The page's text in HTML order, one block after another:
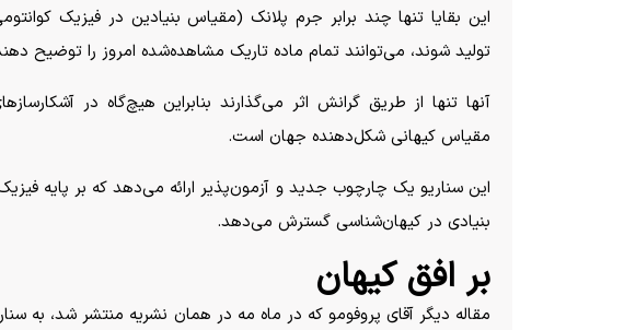
این بقایا تنها چند برابر جرم پلانک (مقیاس بنیادین در فیزیک
تولید شوند، می‌توانند تمام ماده تاریک مشاهده‌شده امروز را توضیح
آنها تنها از طریق گرانش اثر می‌گذارند بنابراین هیچ‌گاه در
مقیاس کیهانی شکل‌دهنده جهان است.
این سناریو یک چارچوب جدید و آزمون‌پذیر ارائه می‌دهد که بر پایه
بنیادی در کیهان‌شناسی گسترش می‌دهد.
بر افق کیهان
مقاله دیگر آقای پروفومو که در ماه مه در همان نشریه منتشر شد، به